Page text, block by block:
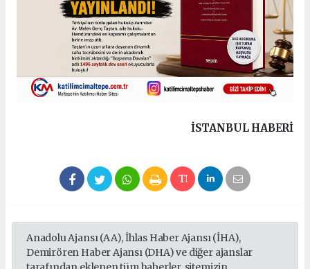
İSTANBUL HABERİ
Anadolu Ajansı (AA), İhlas Haber Ajansı (İHA),
Demirören Haber Ajansı (DHA) ve diğer ajanslar